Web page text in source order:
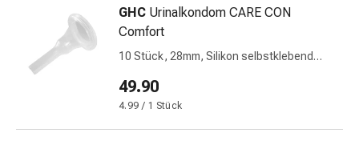
Schüssler-
Salz
Spagyrika
Anthroposophika
GHC Urinalkondom CARE CON
Comfort
10 Stück, 28mm, Silikon selbstklebend
49.90
4.99 / 1 Stück